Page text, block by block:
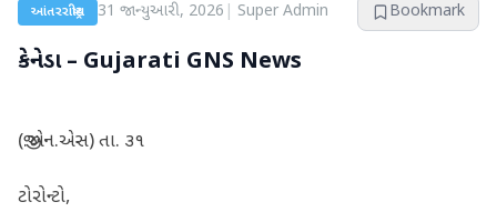
આંતરરાષ્ટ્રીય 31 જાન્યુઆરી, 2026 Super Admin Bookmark
કેનેડા – Gujarati GNS News
(જી.એન.એસ) તા. ૩૧
ટોરોન્ટો,